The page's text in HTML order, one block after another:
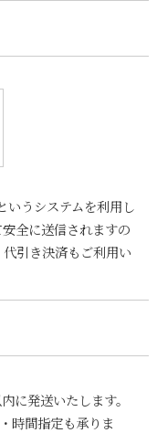
いうシステムを利用し
全に送信されますの
引き決済もご利用い
に発送いたします。
時間指定も承りま